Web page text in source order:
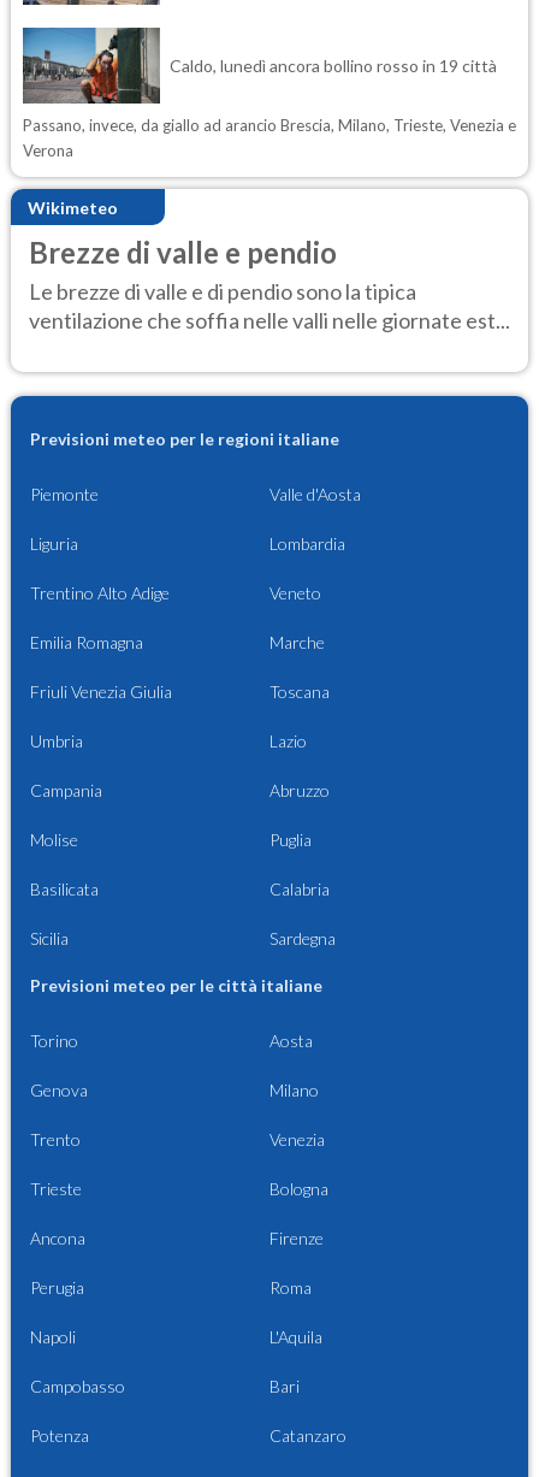
Caldo, lunedì ancora bollino rosso in 19 città
Passano, invece, da giallo ad arancio Brescia, Milano, Trieste, Venezia e
Verona
Wikimeteo
Brezze di valle e pendio
Le brezze di valle e di pendio sono la tipica
ventilazione che soffia nelle valli nelle giornate est...
Previsioni meteo per le regioni italiane
Piemonte Valle d'Aosta
Liguria Lombardia
Trentino Alto Adige Veneto
Emilia Romagna Marche
Friuli Venezia Giulia Toscana
Umbria Lazio
Campania Abruzzo
Molise Puglia
Basilicata Calabria
Sicilia Sardegna
Previsioni meteo per le città italiane
Torino Aosta
Genova Milano
Trento Venezia
Trieste Bologna
Ancona Firenze
Perugia Roma
Napoli L'Aquila
Campobasso Bari
Potenza Catanzaro